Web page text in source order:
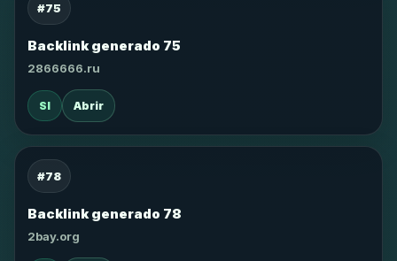
#75
Backlink generado 75
2866666.ru
SI Abrir
#78
Backlink generado 78
2bay.org